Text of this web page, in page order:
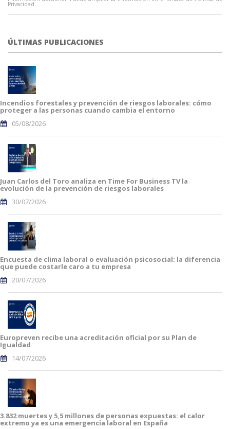
Privacidad.
ÚLTIMAS PUBLICACIONES
Incendios forestales y prevención de riesgos laborales: cómo
proteger a las personas cuando cambia el entorno
05/08/2026
Juan Carlos del Toro analiza en Time For Business TV la
evolución de la prevención de riesgos laborales
30/07/2026
Encuesta de clima laboral o evaluación psicosocial: la diferencia
que puede costarle caro a tu empresa
20/07/2026
Europreven recibe una acreditación oficial por su Plan de
Igualdad
14/07/2026
3.832 muertes y 5,5 millones de personas expuestas: el calor
extremo ya es una emergencia laboral en España